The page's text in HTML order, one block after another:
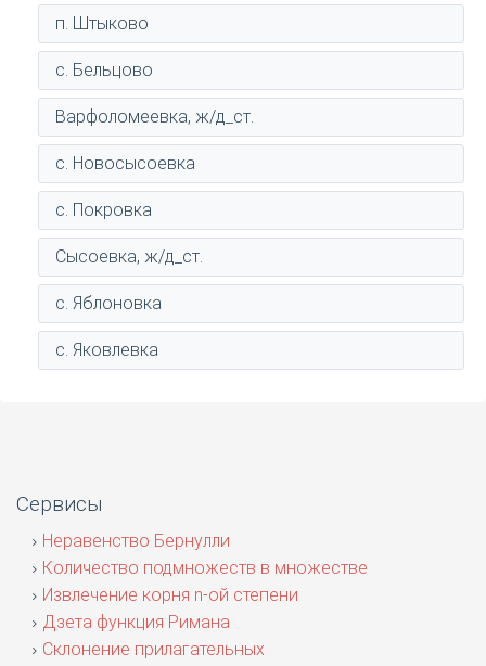
п. Штыково
с. Бельцово
Варфоломеевка, ж/д_ст.
с. Новосысоевка
с. Покровка
Сысоевка, ж/д_ст.
с. Яблоновка
с. Яковлевка
Сервисы
Неравенство Бернулли
Количество подмножеств в множестве
Извлечение корня n-ой степени
Дзета функция Римана
Склонение прилагательных